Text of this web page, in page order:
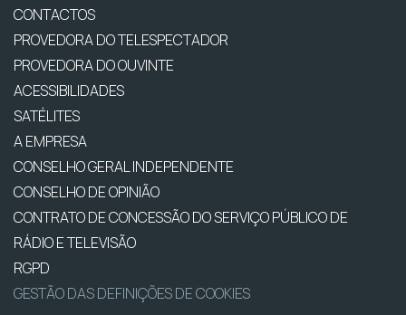
CONTACTOS
PROVEDORA DO TELESPECTADOR
PROVEDORA DO OUVINTE
ACESSIBILIDADES
SATÉLITES
A EMPRESA
CONSELHO GERAL INDEPENDENTE
CONSELHO DE OPINIÃO
CONTRATO DE CONCESSÃO DO SERVIÇO PÚBLICO DE
RÁDIO E TELEVISÃO
RGPD
GESTÃO DAS DEFINIÇÕES DE COOKIES